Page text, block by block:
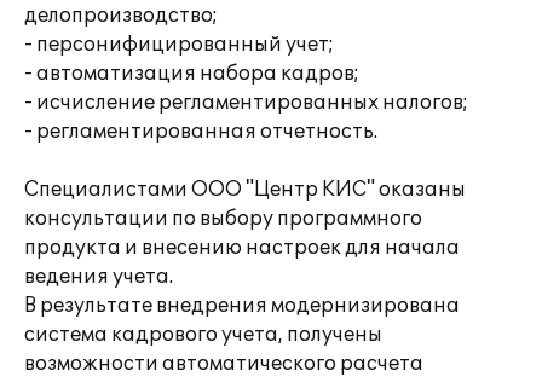
делопроизводство;
- персонифицированный учет;
- автоматизация набора кадров;
- исчисление регламентированных налогов;
- регламентированная отчетность.
Специалистами ООО "Центр КИС" оказаны
консультации по выбору программного
продукта и внесению настроек для начала
ведения учета.
В результате внедрения модернизирована
система кадрового учета, получены
возможности автоматического расчета